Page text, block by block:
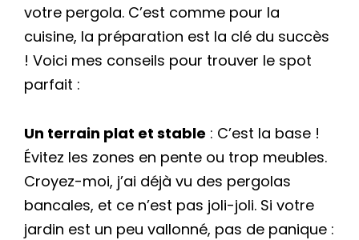
votre pergola. C’est comme pour la
cuisine, la préparation est la clé du succès
! Voici mes conseils pour trouver le spot
parfait :
Un terrain plat et stable : C’est la base !
Évitez les zones en pente ou trop meubles.
Croyez-moi, j’ai déjà vu des pergolas
bancales, et ce n’est pas joli-joli. Si votre
jardin est un peu vallonné, pas de panique :